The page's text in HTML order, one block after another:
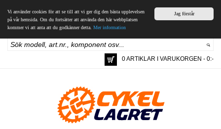
Jag förstår
Vi använder cookies för att se till att vi ger dig den bästa upplevelsen
på vår hemsida. Om du fortsätter att använda den här webbplatsen
kommer vi att anta att du godkänner detta. Mer information
0 ARTIKLAR I VARUKORGEN - 0:-